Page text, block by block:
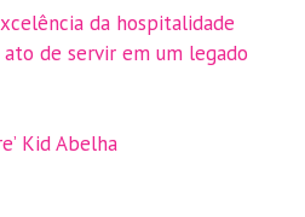
da hospitalidade
de servir em um legado
Kid Abelha